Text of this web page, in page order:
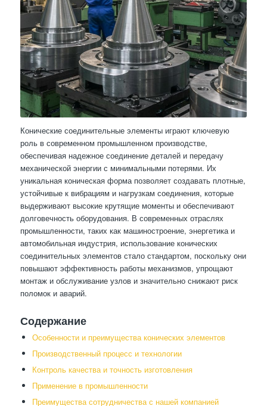
Конические соединительные элементы играют ключевую
роль в современном промышленном производстве,
обеспечивая надежное соединение деталей и передачу
механической энергии с минимальными потерями. Их
уникальная коническая форма позволяет создавать плотные,
устойчивые к вибрациям и нагрузкам соединения, которые
выдерживают высокие крутящие моменты и обеспечивают
долговечность оборудования. В современных отраслях
промышленности, таких как машиностроение, энергетика и
автомобильная индустрия, использование конических
соединительных элементов стало стандартом, поскольку они
повышают эффективность работы механизмов, упрощают
монтаж и обслуживание узлов и значительно снижают риск
поломок и аварий.
Содержание
Особенности и преимущества конических элементов
Производственный процесс и технологии
Контроль качества и точность изготовления
Применение в промышленности
Преимущества сотрудничества с нашей компанией